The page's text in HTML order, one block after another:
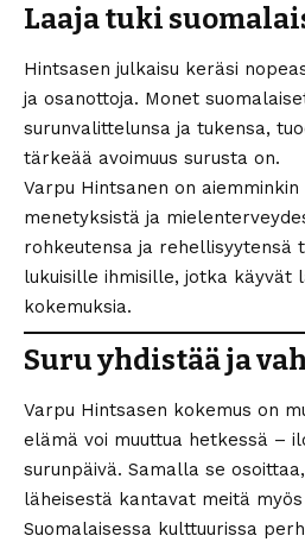
Laaja tuki
Hintsasen julkaisu keräsi
ja osanottoja. Monet
surunvalittelunsa ja tukensa,
tärkeää avoimuus surusta on.
Varpu Hintsanen on
menetyksistä ja
rohkeutensa ja rehellisyytensä
lukuisille ihmisille, jotka käyvät
kokemuksia.
Suru yhdistää ja
Varpu Hintsasen kokemus on
elämä voi muuttua hetkessä –
surunpäivä. Samalla se
läheisestä kantavat meitä
Suomalaisessa kulttuurissa